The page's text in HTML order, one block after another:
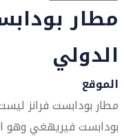
مطار
الدولي
الموقع
مطار بودابست فرانز
بودابست فيريهغي وهو